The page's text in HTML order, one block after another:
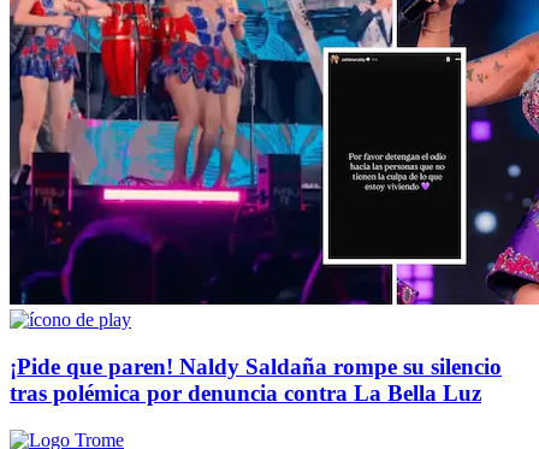
¡Pide que paren! Naldy Saldaña rompe su silencio
tras polémica por denuncia contra La Bella Luz